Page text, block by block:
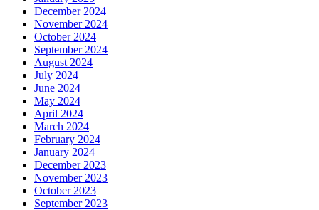
December 2024
November 2024
October 2024
September 2024
August 2024
July 2024
June 2024
May 2024
April 2024
March 2024
February 2024
January 2024
December 2023
November 2023
October 2023
September 2023